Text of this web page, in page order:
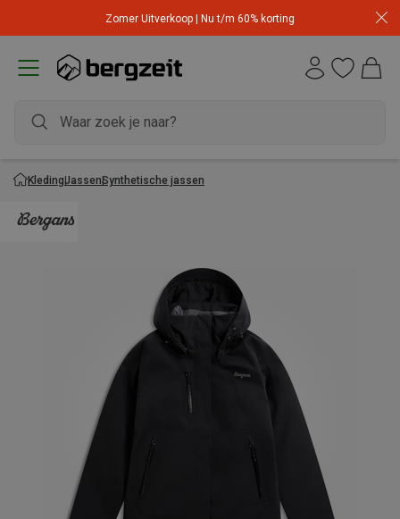
Zomer Uitverkoop | Nu t/m 60% korting
KledingJassenSynthetische jassen